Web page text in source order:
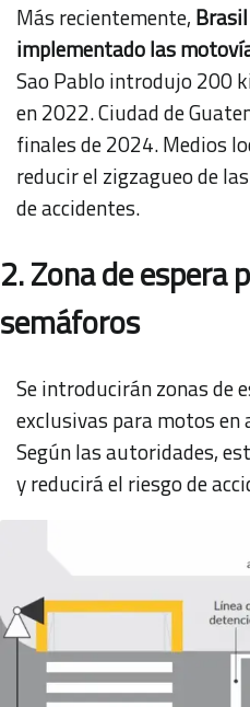
Más recientemente,
implementado las
Sao Pablo introdujo 200
en 2022. Ciudad de
finales de 2024. Medios
reducir el zigzagueo de
de accidentes.
2. Zona de espera
semáforos
Se introducirán zonas de
exclusivas para motos
Según las autoridades,
y reducirá el riesgo de